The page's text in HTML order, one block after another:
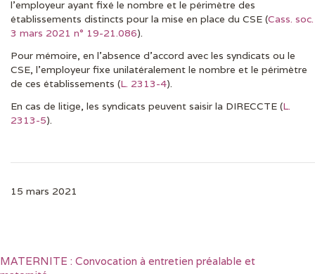
l’employeur ayant fixé le nombre et le périmètre des
établissements distincts pour la mise en place du CSE (Cass. soc.
3 mars 2021 n° 19-21.086).
Pour mémoire, en l’absence d’accord avec les syndicats ou le
CSE, l’employeur fixe unilatéralement le nombre et le périmètre
de ces établissements (L. 2313-4).
En cas de litige, les syndicats peuvent saisir la DIRECCTE (L.
2313-5).
15 mars 2021
MATERNITE : Convocation à entretien préalable et